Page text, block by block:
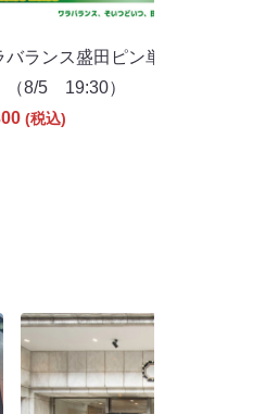
バランス盛田ピン単独ライブ 『船
（8/5 19:30）
(税込)